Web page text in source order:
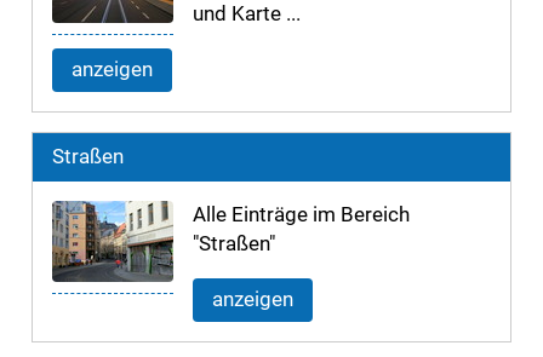
und Karte ...
anzeigen
Straßen
Alle Einträge im Bereich
"Straßen"
anzeigen